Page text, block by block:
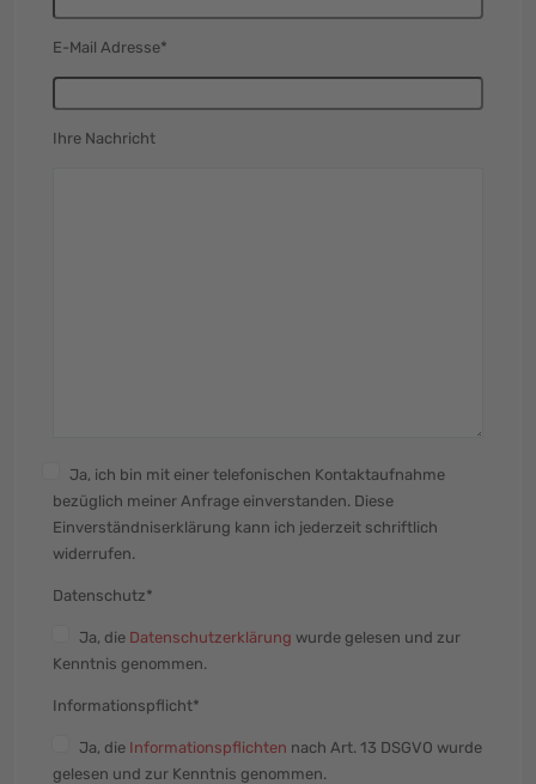
E-Mail Adresse*
Ihre Nachricht
Ja, ich bin mit einer telefonischen Kontaktaufnahme
bezüglich meiner Anfrage einverstanden. Diese
Einverständniserklärung kann ich jederzeit schriftlich
widerrufen.
Datenschutz*
Ja, die Datenschutzerklärung wurde gelesen und zur
Kenntnis genommen.
Informationspflicht*
Ja, die Informationspflichten nach Art. 13 DSGVO wurde
gelesen und zur Kenntnis genommen.